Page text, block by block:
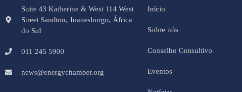
Suite 43 Katherine & West 114 West
Street Sandton, Joanesburgo, África
do Sul
011 245 5900
news@energychamber.org
Início
Sobre nós
Conselho Consultivo
Eventos